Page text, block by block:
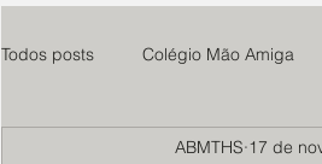
Todos posts Colégio Mão Amiga
Parsifal
ABMTHS 17 de